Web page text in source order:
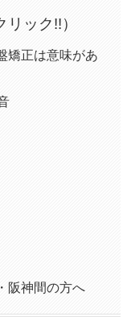
ック!!）
矯正は意味があ
阪神間の方へ